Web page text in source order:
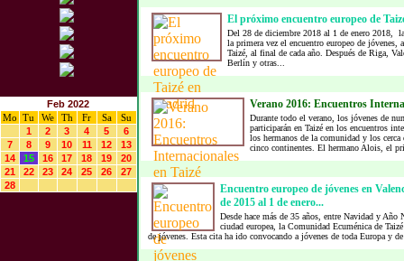
Feb 2022
Mo
Tu We Th Fr Sa
Su
1
2 3 4 5
6
7
8 9 10 11 12
13
14
15 16 17 18 19
20
21
22 23 24 25 26
27
28
El próximo encuentro europeo de
Del 28 de diciembre 2018 al 1 de enero 2018,
la primera vez el encuentro europeo de jóvenes,
Taizé, al final de cada año. Después de Riga,
Berlín y otras...
Verano 2016: Encuentros
Durante todo el verano, los jóvenes de
participarán en Taizé en los encuentros
los hermanos de la comunidad y los
cinco continentes. El hermano Alois, el
Encuentro europeo de jóvenes en
de 2015 al 1 de enero...
Desde hace más de 35 años, entre Navidad y Año
ciudad europea, la Comunidad Ecuménica de
de jóvenes. Esta cita ha ido convocando a jóvenes de toda Europa y